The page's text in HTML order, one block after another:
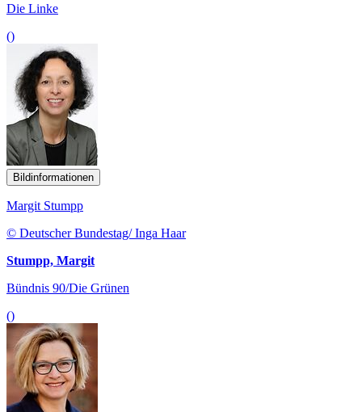
Die Linke
()
Bildinformationen
Margit Stumpp
© Deutscher Bundestag/ Inga Haar
Stumpp, Margit
Bündnis 90/Die Grünen
()